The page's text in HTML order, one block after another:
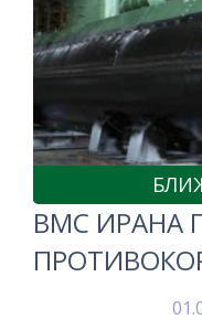
ВМС ИРАНА